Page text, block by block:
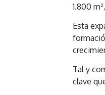
1.800 m².
Esta
Tal y
clave